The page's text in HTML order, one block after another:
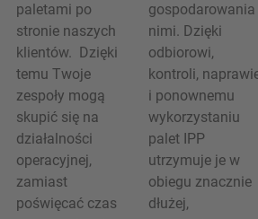
paletami po
stronie naszych
klientów. Dzięki
temu Twoje
zespoły mogą
skupić się na
działalności
operacyjnej,
zamiast
poświęcać czas
gospodarowania
nimi. Dzięki
odbiorowi,
kontroli,
i ponownemu
wykorzystaniu
palet IPP
utrzymuje je w
obiegu znacznie
dłużej,